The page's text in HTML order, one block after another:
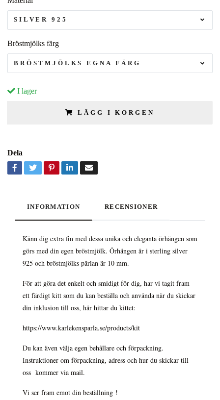
SILVER 925
Bröstmjölks färg
BRÖSTMJÖLKS EGNA FÄRG
I lager
LÄGG I KORGEN
Dela
INFORMATION RECENSIONER
Känn dig extra fin med dessa unika och eleganta örhängen som
görs med din egen bröstmjölk. Örhängen är i sterling silver
925 och bröstmjölks pärlan är 10 mm.
För att göra det enkelt och smidigt för dig, har vi tagit fram
ett färdigt kitt som du kan beställa och använda när du skickar
din inklusion till oss, här hittar du kittet:
https://www.karlekensparla.se/products/kit
Du kan även välja egen behållare och förpackning.
Instruktioner om förpackning, adress och hur du skickar till
oss kommer via mail.
Vi ser fram emot din beställning !